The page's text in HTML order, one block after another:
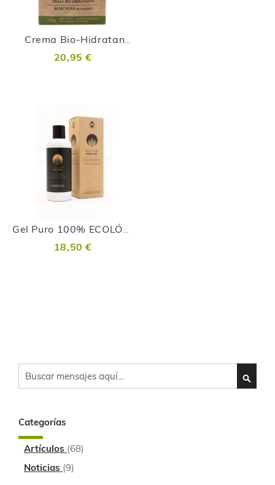
Crema Bio-Hidratante - 200 ml
20,95 €
Gel Puro 100% ECOLÓGICO
18,50 €
Categorías
Artículos (68)
Noticias (9)